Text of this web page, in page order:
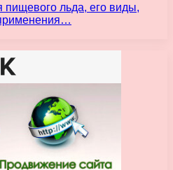
пищевого льда, его виды,